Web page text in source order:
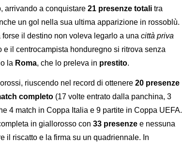
arrivando a conquistare 21 presenze totali tra
un gol nella sua ultima apparizione in rossoblù.
forse il destino non voleva legarlo a una città priva
e il centrocampista honduregno si ritrova senza
la Roma, che lo preleva in prestito.
riuscendo nel record di ottenere 20 presenze
completo (17 volte entrato dalla panchina, 3
4 match in Coppa Italia e 9 partite in Coppa UEFA.
in giallorosso con 33 presenze e nessuna
il riscatto e la firma su un quadriennale. In